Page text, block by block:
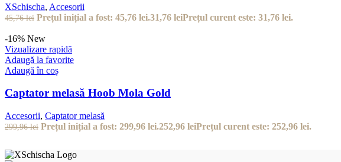
XSchischa, Accesorii
45,76lei Prețul inițial a fost: 45,76 lei.31,76 leiPrețul curent este: 31,76 lei.
-16% New
Vizualizare rapidă
Adaugă la favorite
Adaugă în coș
Captator melasă Hoob Mola Gold
Accesorii, Captator melasă
299,96lei Prețul inițial a fost: 299,96 lei.252,96 leiPrețul curent este: 252,96 lei.